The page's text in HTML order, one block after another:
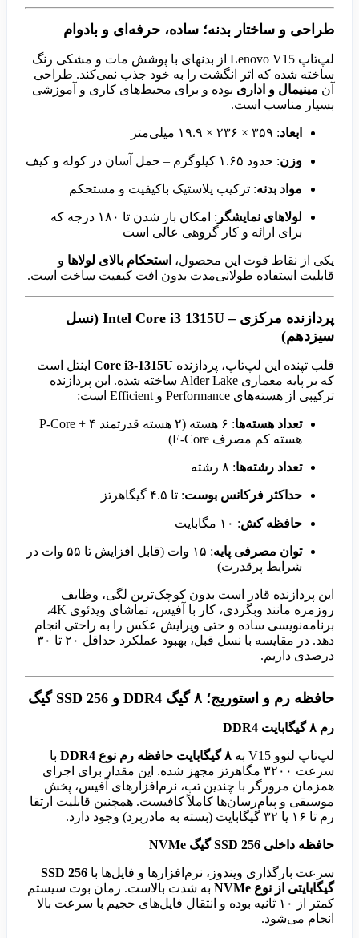
طراحی و ساختار بدنه؛ ساده، حرفه‌ای و بادوام
لپ‌تاپ Lenovo V15 از بدنهای با پوشش مات و مشکی رنگ
ساخته شده که اثر انگشت را به خود جذب نمی‌کند. طراحی
آن مینیمال و اداری بوده و برای محیط‌های کاری و آموزشی
بسیار مناسب است.
ابعاد: ۳۵۹ × ۲۳۶ × ۱۹.۹ میلی‌متر
وزن: حدود ۱.۶۵ کیلوگرم – حمل آسان در کوله و کیف
مواد بدنه: ترکیب پلاستیک باکیفیت و مستحکم
لولاهای نمایشگر
: امکان باز شدن تا ۱۸۰ درجه که
برای ارائه و کار گروهی عالی است
یکی از نقاط قوت این محصول، استحکام بالای لولاها و
قابلیت استفاده طولانی‌مدت بدون افت کیفیت ساخت است.
پردازنده مرکزی – Intel Core i3 1315U (نسل
سیزدهم)
قلب تپنده این لپ‌تاپ، پردازنده Core i3-1315U اینتل است
که بر پایه معماری Alder Lake ساخته شده. این پردازنده
ترکیبی از هسته‌های Performance و Efficient است:
تعداد هسته‌ها
: ۶ هسته (۲ هسته قدرتمند P-Core + ۴
هسته کم مصرف E-Core)
تعداد رشته‌ها: ۸ رشته
حداکثر فرکانس بوست: تا ۴.۵ گیگاهرتز
حافظه کش: ۱۰ مگابایت
توان مصرفی پایه
: ۱۵ وات (قابل افزایش تا ۵۵ وات در
شرایط پرقدرت)
این پردازنده قادر است بدون کوچک‌ترین لگی، وظایف
روزمره مانند وبگردی، کار با آفیس، تماشای ویدئوی 4K،
برنامه‌نویسی ساده و حتی ویرایش عکس را به راحتی انجام
دهد. در مقایسه با نسل قبل، بهبود عملکرد حداقل ۲۰ تا ۳۰
درصدی داریم.
حافظه رم و استوریج؛ ۸ گیگ DDR4 و SSD 256 گیگ
رم ۸ گیگابایت DDR4
لپ‌تاپ لنوو V15 به ۸ گیگابایت حافظه رم نوع DDR4
با
سرعت ۳۲۰۰ مگاهرتز مجهز شده. این مقدار برای اجرای
همزمان مرورگر با چندین تب، نرم‌افزارهای آفیس، پخش
موسیقی و پیام‌رسان‌ها کاملاً کافیست. همچنین قابلیت ارتقا
رم تا ۱۶ یا ۳۲ گیگابایت (بسته به مادربرد) وجود دارد.
حافظه داخلی SSD 256 گیگ NVMe
سرعت بارگذاری ویندوز، نرم‌افزارها و فایل‌ها با SSD 256
گیگابایتی از نوع NVMe
به شدت بالاست. زمان بوت سیستم
کمتر از ۱۰ ثانیه بوده و انتقال فایل‌های حجیم با سرعت بالا
انجام می‌شود.